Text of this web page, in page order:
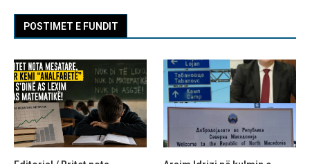
POSTIMET E FUNDIT